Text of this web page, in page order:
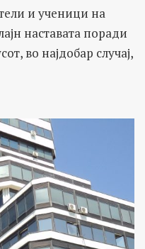
и ученици на
наставата поради
во најдобар случај,